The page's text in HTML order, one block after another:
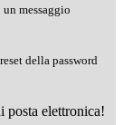
messaggio
della password
posta elettronica!